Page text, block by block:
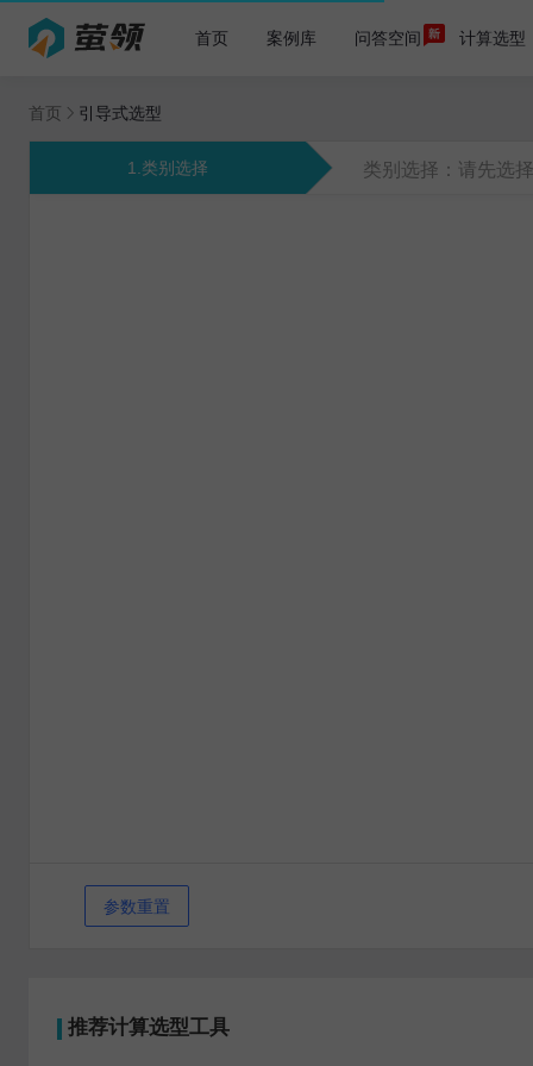
首页 案例库 问答空间 计算选型
首页 引导式选型
1.类别选择 类别选择：请先选
参数重置
推荐计算选型工具